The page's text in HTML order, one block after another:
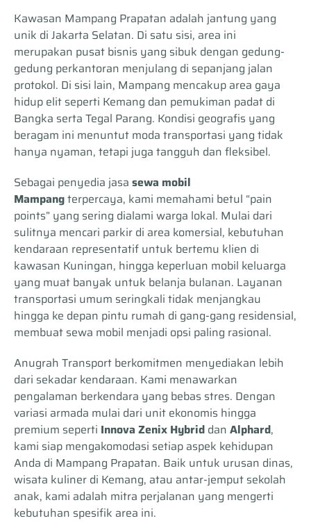
Kawasan Mampang Prapatan adalah jantung yang
unik di Jakarta Selatan. Di satu sisi, area ini
merupakan pusat bisnis yang sibuk dengan gedung-
gedung perkantoran menjulang di sepanjang jalan
protokol. Di sisi lain, Mampang mencakup area gaya
hidup elit seperti Kemang dan pemukiman padat di
Bangka serta Tegal Parang. Kondisi geografis yang
beragam ini menuntut moda transportasi yang tidak
hanya nyaman, tetapi juga tangguh dan fleksibel.
Sebagai penyedia jasa sewa mobil
Mampangterpercaya, kami memahami betul “pain
points” yang sering dialami warga lokal. Mulai dari
sulitnya mencari parkir di area komersial, kebutuhan
kendaraan representatif untuk bertemu klien di
kawasan Kuningan, hingga keperluan mobil keluarga
yang muat banyak untuk belanja bulanan. Layanan
transportasi umum seringkali tidak menjangkau
hingga ke depan pintu rumah di gang-gang residensial,
membuat sewa mobil menjadi opsi paling rasional.
Anugrah Transport berkomitmen menyediakan lebih
dari sekadar kendaraan. Kami menawarkan
pengalaman berkendara yang bebas stres. Dengan
variasi armada mulai dari unit ekonomis hingga
premium seperti Innova Zenix Hybrid dan Alphard,
kami siap mengakomodasi setiap aspek kehidupan
Anda di Mampang Prapatan. Baik untuk urusan dinas,
wisata kuliner di Kemang, atau antar-jemput sekolah
anak, kami adalah mitra perjalanan yang mengerti
kebutuhan spesifik area ini.